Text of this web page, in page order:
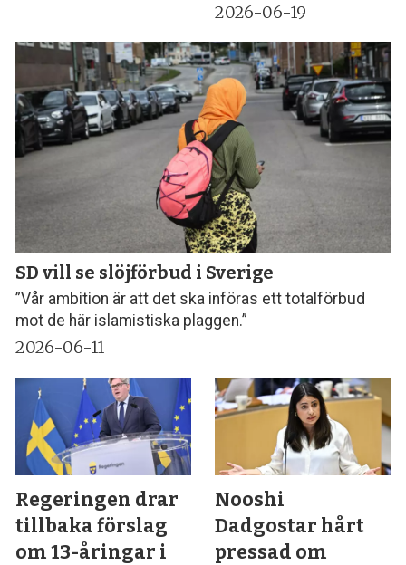
2026-06-19
SD vill se slöjförbud i Sverige
”Vår ambition är att det ska införas ett totalförbud
mot de här islamistiska plaggen.”
2026-06-11
Regeringen drar
tillbaka förslag
om 13-åringar i
Nooshi
Dadgostar hårt
pressad om